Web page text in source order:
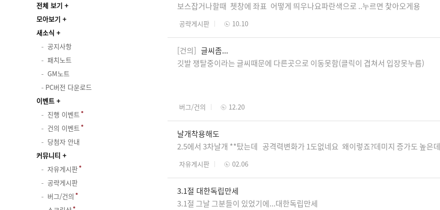
전체 보기
모아보기
새소식
공지사항
패치노트
GM노트
PC버전 다운로드
이벤트
진행 이벤트
건의 이벤트
당첨자 안내
커뮤니티
자유게시판
공략게시판
버그/건의
보스잡거나할때 쳇창에 좌표 어떻게 띄우나요파란색으로 ..누르면 찿아오게용
공략게시판 10.10
[건의] 글씨좀...
깃발 쟁탈중이라는 글씨때문에 다른곳으로 이동못함(클릭이 겹쳐서 입장못누름)
버그/건의 12.20
날개착용해도
2.5에서 3차날개 **탔는데 공격력변화가 1도없네요 왜이렇죠?데미지 증가도 높은데
자유게시판 02.06
3.1절 대한독립만세
3.1절 그날 그분들이 있었기에...대한독립만세